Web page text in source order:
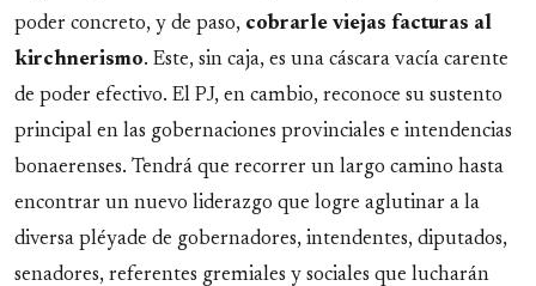
poder concreto, y de paso, cobrarle viejas facturas al
kirchnerismo. Este, sin caja, es una cáscara vacía carente
de poder efectivo. El PJ, en cambio, reconoce su sustento
principal en las gobernaciones provinciales e intendencias
bonaerenses. Tendrá que recorrer un largo camino hasta
encontrar un nuevo liderazgo que logre aglutinar a la
diversa pléyade de gobernadores, intendentes, diputados,
senadores, referentes gremiales y sociales que lucharán